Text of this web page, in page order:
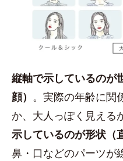
縦軸で示しているのが
顔） 。実際の年齢に関
か、大人っぽく見える
示しているのが形状（
鼻・口などのパーツが